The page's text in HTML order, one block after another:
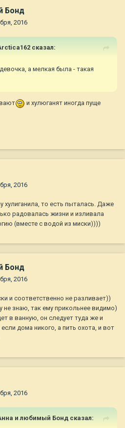
Бонд
2016
сказал:
а мелкая была - такая
и хулюганят иногда пуще
2016
хулиганила, то есть пыталась. Даже
радовалась жизни и изливала
(вместе с водой из миски))))
Бонд
2016
и соответственно не разливает))
не знаю, так ему прикольнее видимо)
в ванную, он следует туда же и
дома никого, а пить охота, и вот
2016
и любимый Бонд сказал: